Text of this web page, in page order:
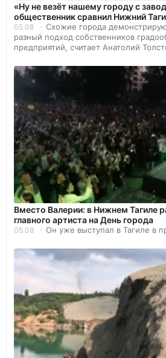
«Ну не везёт нашему городу с
общественник сравнил Нижний
05.08
Схожие города
разный подход собственников
предприятий, считает Анатолий
Вместо Валерии: в Нижнем Тагиле
главного артиста на День города
05.08 Он уже выступал в Тагиле в